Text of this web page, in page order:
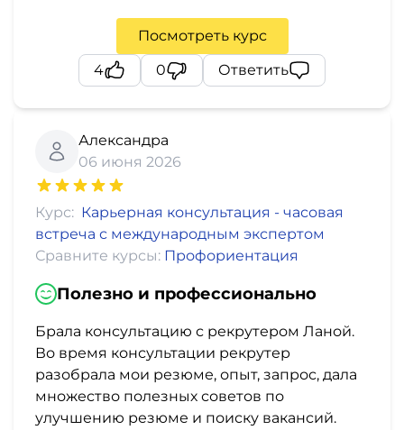
Посмотреть курс
4
0 Ответить
Александра
06 июня 2026
Курс: Карьерная консультация - часовая
встреча с международным экспертом
Сравните курсы: Профориентация
Полезно и профессионально
Брала консультацию с рекрутером Ланой.
Во время консультации рекрутер
разобрала мои резюме, опыт, запрос, дала
множество полезных советов по
улучшению резюме и поиску вакансий.